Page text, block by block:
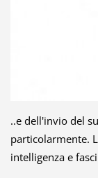
..e dell'invio del
particolarmente.
intelligenza e